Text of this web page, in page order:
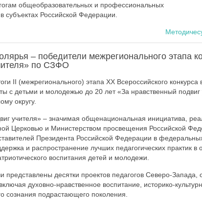
общеобразовательных и профессиональных
субъектах Российской Федерации.
– победители межрегионального этапа
по СЗФО
II (межрегионального) этапа XX Всероссийского конкурса
с детьми и молодежью до 20 лет «За нравственный подвиг
округу.
учителя» – значимая общенациональная инициатива,
Церковью и Министерством просвещения Российской
Президента Российской Федерации в
и распространение лучших педагогических практик в
воспитания детей и молодежи.
представлены десятки проектов педагогов Северо-
духовно-нравственное воспитание, историко-
сознания подрастающего поколения.